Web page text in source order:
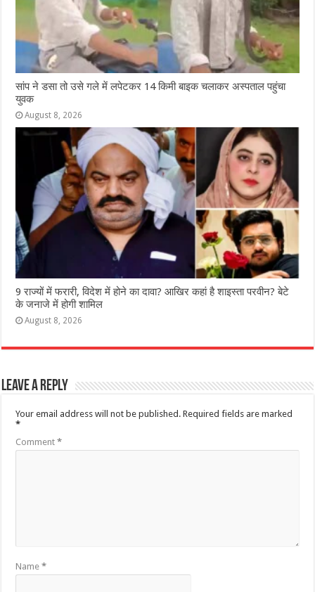
सांप ने डसा तो उसे गले में लपेटकर 14 किमी बाइक चलाकर अस्पताल पहुंचा
युवक
August 8, 2026
9 राज्‍यों में फरारी, व‍िदेश में होने का दावा? आख‍िर कहां है शाइस्‍ता परवीन? बेटे
के जनाजे में होगी शामिल
August 8, 2026
Leave a Reply
Your email address will not be published. Required fields are marked
*
Comment*
Name*